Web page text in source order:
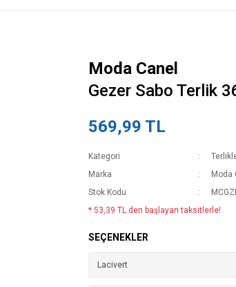
Moda Canel
Gezer Sabo Terlik
569,99 TL
Kategori
Marka
Moda
Stok Kodu
* 53,39 TL den başlayan taksitlerle!
SEÇENEKLER